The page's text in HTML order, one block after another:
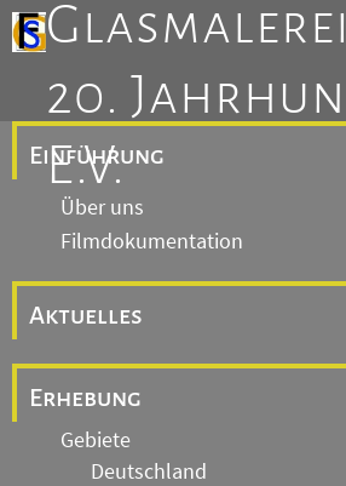
20.
E.V.
Einführung
Über uns
Filmdokumentation
Aktuelles
Erhebung
Gebiete
Deutschland